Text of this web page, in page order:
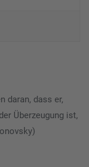
daran, dass er,
Überzeugung ist,